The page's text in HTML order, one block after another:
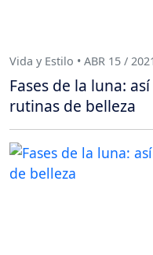
Vida y Estilo • ABR 15 / 2021
Fases de la luna:
rutinas de belleza